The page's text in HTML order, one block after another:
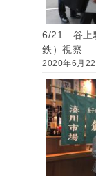
6/21 谷上
鉄）視察
2020年6月22